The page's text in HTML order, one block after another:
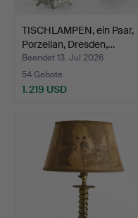
TISCHLAMPEN, ein Paar,
Porzellan, Dresden,…
Beendet 13. Jul 2026
54 Gebote
1.219 USD